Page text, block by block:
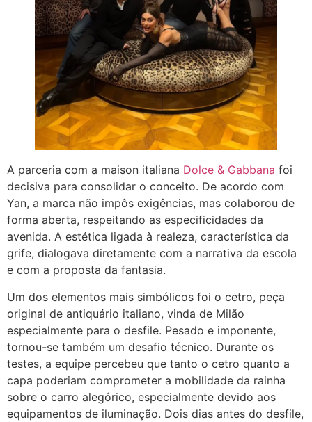
A parceria com a maison italiana Dolce & Gabbana foi
decisiva para consolidar o conceito. De acordo com
Yan, a marca não impôs exigências, mas colaborou de
forma aberta, respeitando as especificidades da
avenida. A estética ligada à realeza, característica da
grife, dialogava diretamente com a narrativa da escola
e com a proposta da fantasia.
Um dos elementos mais simbólicos foi o cetro, peça
original de antiquário italiano, vinda de Milão
especialmente para o desfile. Pesado e imponente,
tornou-se também um desafio técnico. Durante os
testes, a equipe percebeu que tanto o cetro quanto a
capa poderiam comprometer a mobilidade da rainha
sobre o carro alegórico, especialmente devido aos
equipamentos de iluminação. Dois dias antes do desfile,